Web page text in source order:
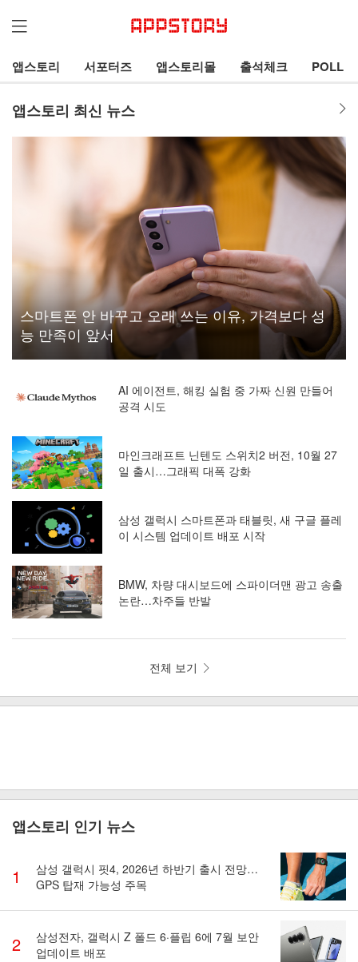
앱스토리 서포터즈 앱스토리몰 출석체크 POLL
앱스토리 최신 뉴스
스마트폰 안 바꾸고 오래 쓰는 이유, 가격보다 성
능 만족이 앞서
AI 에이전트, 해킹 실험 중 가짜 신원 만들어
공격 시도
마인크래프트 닌텐도 스위치2 버전, 10월 27
일 출시…그래픽 대폭 강화
삼성 갤럭시 스마트폰과 태블릿, 새 구글 플레
이 시스템 업데이트 배포 시작
BMW, 차량 대시보드에 스파이더맨 광고 송출
논란…차주들 반발
전체 보기
앱스토리 인기 뉴스
1
삼성 갤럭시 핏4, 2026년 하반기 출시 전망…
GPS 탑재 가능성 주목
2
삼성전자, 갤럭시 Z 폴드 6·플립 6에 7월 보안
업데이트 배포